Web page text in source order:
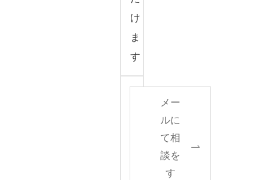
け
ま
す
メー
ルに
て相
談を
す